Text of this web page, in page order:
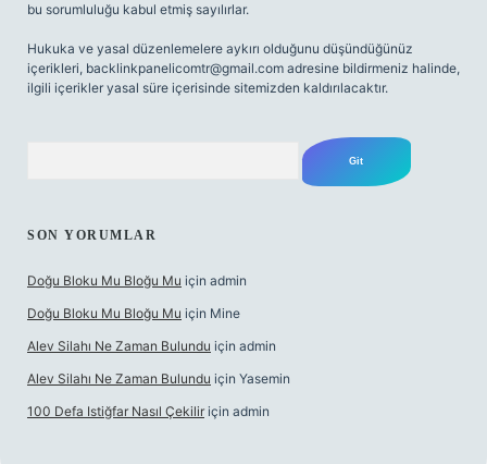
bu sorumluluğu kabul etmiş sayılırlar.
Hukuka ve yasal düzenlemelere aykırı olduğunu düşündüğünüz
içerikleri, backlinkpanelicomtr@gmail.com adresine bildirmeniz halinde,
ilgili içerikler yasal süre içerisinde sitemizden kaldırılacaktır.
SON YORUMLAR
Doğu Bloku Mu Bloğu Mu için admin
Doğu Bloku Mu Bloğu Mu için Mine
Alev Silahı Ne Zaman Bulundu için admin
Alev Silahı Ne Zaman Bulundu için Yasemin
100 Defa Istiğfar Nasıl Çekilir için admin